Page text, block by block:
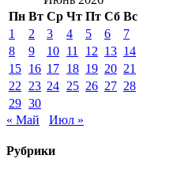
Пн Вт Ср Чт Пт Сб Вс
1
2 3 4 5 6
7
8
9 10 11 12 13 14
15 16 17 18 19 20 21
22
23 24 25 26 27 28
29 30
« Май
Июл »
Рубрики